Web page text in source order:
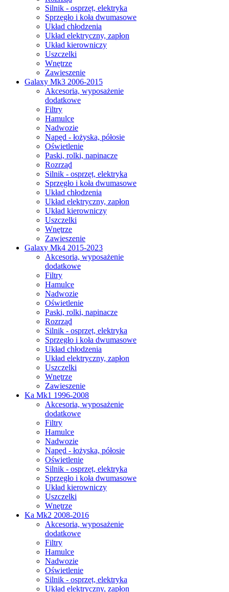
Silnik - osprzęt, elektryka
Sprzęgło i koła dwumasowe
Układ chłodzenia
Układ elektryczny, zapłon
Układ kierowniczy
Uszczelki
Wnętrze
Zawieszenie
Galaxy Mk3 2006-2015
Akcesoria, wyposażenie
dodatkowe
Filtry
Hamulce
Nadwozie
Napęd - łożyska, półosie
Oświetlenie
Paski, rolki, napinacze
Rozrząd
Silnik - osprzęt, elektryka
Sprzęgło i koła dwumasowe
Układ chłodzenia
Układ elektryczny, zapłon
Układ kierowniczy
Uszczelki
Wnętrze
Zawieszenie
Galaxy Mk4 2015-2023
Akcesoria, wyposażenie
dodatkowe
Filtry
Hamulce
Nadwozie
Oświetlenie
Paski, rolki, napinacze
Rozrząd
Silnik - osprzęt, elektryka
Sprzęgło i koła dwumasowe
Układ chłodzenia
Układ elektryczny, zapłon
Uszczelki
Wnętrze
Zawieszenie
Ka Mk1 1996-2008
Akcesoria, wyposażenie
dodatkowe
Filtry
Hamulce
Nadwozie
Napęd - łożyska, półosie
Oświetlenie
Silnik - osprzęt, elektryka
Sprzęgło i koła dwumasowe
Układ kierowniczy
Uszczelki
Wnętrze
Ka Mk2 2008-2016
Akcesoria, wyposażenie
dodatkowe
Filtry
Hamulce
Nadwozie
Oświetlenie
Silnik - osprzęt, elektryka
Układ elektryczny, zapłon